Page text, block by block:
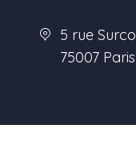
5 rue
75007